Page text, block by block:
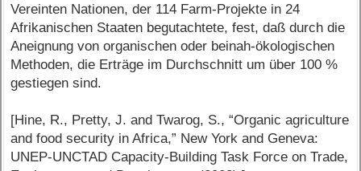
Vereinten Nationen, der 114 Farm-Projekte in 24
Afrikanischen Staaten begutachtete, fest, daß durch die
Aneignung von organischen oder beinah-ökologischen
Methoden, die Erträge im Durchschnitt um über 100 %
gestiegen sind.
[Hine, R., Pretty, J. and Twarog, S., “Organic agriculture
and food security in Africa,” New York and Geneva:
UNEP-UNCTAD Capacity-Building Task Force on Trade,